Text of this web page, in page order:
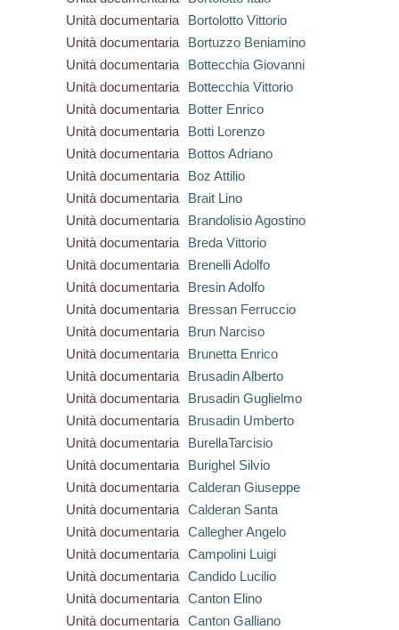
Unità documentaria
Bortolotto Vittorio
Unità documentaria
Bortuzzo Beniamino
Unità documentaria
Bottecchia Giovanni
Unità documentaria
Bottecchia Vittorio
Unità documentaria
Botter Enrico
Unità documentaria
Botti Lorenzo
Unità documentaria
Bottos Adriano
Unità documentaria
Boz Attilio
Unità documentaria
Brait Lino
Unità documentaria
Brandolisio Agostino
Unità documentaria
Breda Vittorio
Unità documentaria
Brenelli Adolfo
Unità documentaria
Bresin Adolfo
Unità documentaria
Bressan Ferruccio
Unità documentaria
Brun Narciso
Unità documentaria
Brunetta Enrico
Unità documentaria
Brusadin Alberto
Unità documentaria
Brusadin Guglielmo
Unità documentaria
Brusadin Umberto
Unità documentaria
BurellaTarcisio
Unità documentaria
Burighel Silvio
Unità documentaria
Calderan Giuseppe
Unità documentaria
Calderan Santa
Unità documentaria
Callegher Angelo
Unità documentaria
Campolini Luigi
Unità documentaria
Candido Lucilio
Unità documentaria
Canton Elino
Unità documentaria
Canton Galliano